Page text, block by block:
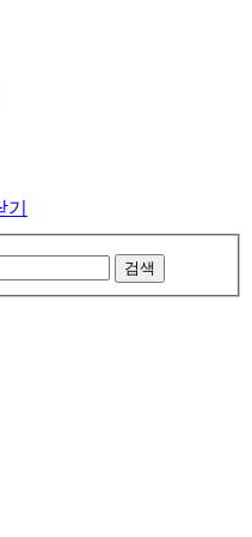
기
검색